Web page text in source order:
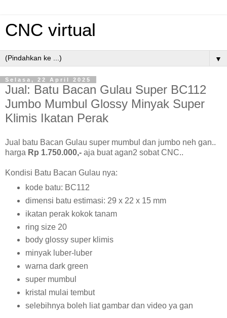
CNC virtual
▼
Selasa, 22 April 2025
Jual: Batu Bacan Gulau Super BC112
Jumbo Mumbul Glossy Minyak Super
Klimis Ikatan Perak
Jual batu Bacan Gulau super mumbul dan jumbo neh gan..
harga Rp 1.750.000,- aja buat agan2 sobat CNC..
Kondisi Batu Bacan Gulau nya:
kode batu: BC112
dimensi batu estimasi: 29 x 22 x 15 mm
ikatan perak kokok tanam
ring size 20
body glossy super klimis
minyak luber-luber
warna dark green
super mumbul
kristal mulai tembut
selebihnya boleh liat gambar dan video ya gan